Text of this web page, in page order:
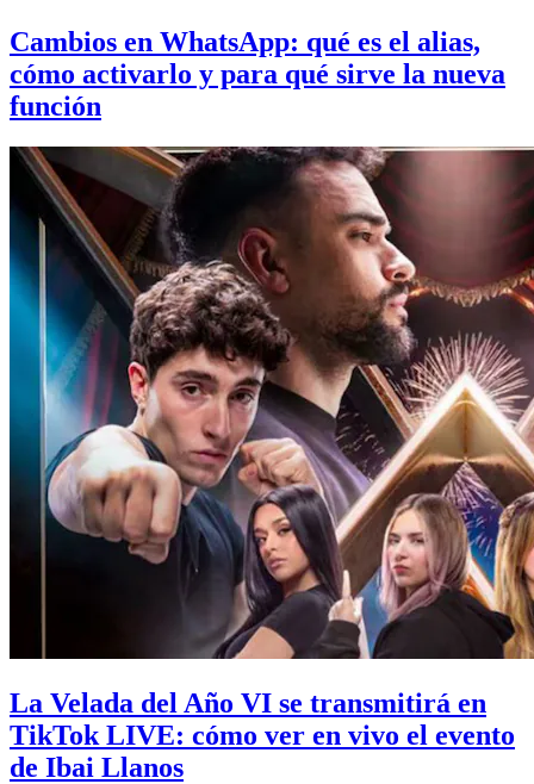
Cambios en WhatsApp: qué es el alias,
cómo activarlo y para qué sirve la nueva
función
La Velada del Año VI se transmitirá en
TikTok LIVE: cómo ver en vivo el evento
de Ibai Llanos